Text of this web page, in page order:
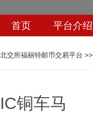
首页 平台介绍
北交所福丽特邮币交易平台 >>
IC铜车马